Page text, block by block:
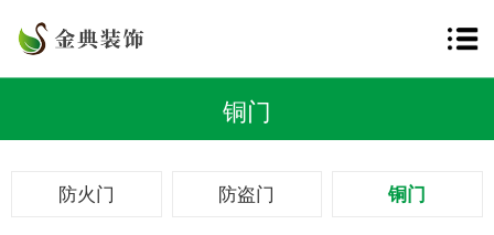
铜门
防火门 防盗门 铜门